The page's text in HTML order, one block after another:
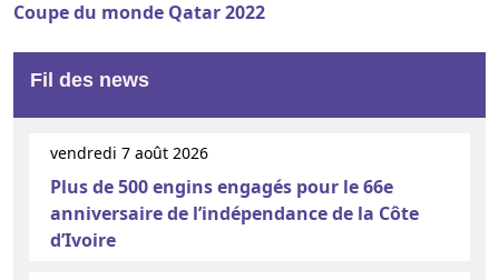
Coupe du monde Qatar 2022
Fil des news
vendredi 7 août 2026
Plus de 500 engins engagés pour le 66e
anniversaire de l’indépendance de la Côte
d’Ivoire